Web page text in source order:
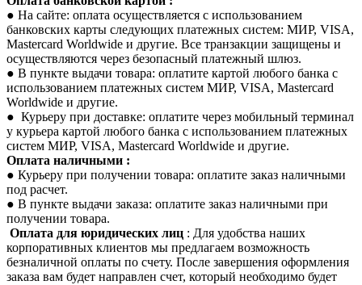
● На сайте: оплата осуществляется с использованием
банковских карты следующих платежных систем: МИР, VISA,
Mastercard Worldwide и другие. Все транзакции защищены и
осуществляются через безопасный платежный шлюз.
● В пункте выдачи товара: оплатите картой любого банка с
использованием платежных систем МИР, VISA, Mastercard
Worldwide и другие.
● Курьеру при доставке: оплатите через мобильный терминал
у курьера картой любого банка с использованием платежных
систем МИР, VISA, Mastercard Worldwide и другие.
Оплата наличными :
● Курьеру при получении товара: оплатите заказ наличными
под расчет.
● В пункте выдачи заказа: оплатите заказ наличными при
получении товара.
Оплата для юридических лиц : Для удобства наших
корпоративных клиентов мы предлагаем возможность
безналичной оплаты по счету. После завершения оформления
заказа вам будет направлен счет, который необходимо будет